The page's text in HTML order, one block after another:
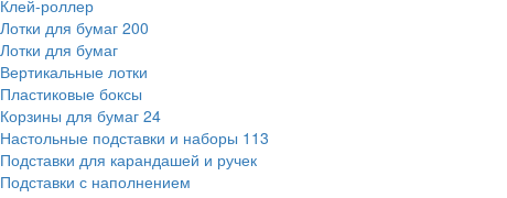
Клей-роллер
Лотки для бумаг 200
Лотки для бумаг
Вертикальные лотки
Пластиковые боксы
Корзины для бумаг 24
Настольные подставки и наборы 113
Подставки для карандашей и ручек
Подставки с наполнением